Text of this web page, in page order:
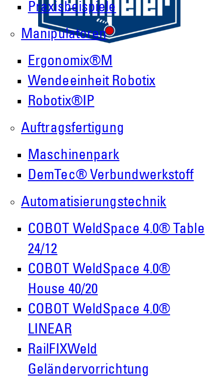
Praxisbeispiele
Manipulatoren
Ergonomix®M
Wendeeinheit Robotix
Robotix®IP
Auftragsfertigung
Maschinenpark
DemTec® Verbundwerkstoff
Automatisierungstechnik
COBOT WeldSpace 4.0® Table
24/12
COBOT WeldSpace 4.0®
House 40/20
COBOT WeldSpace 4.0®
LINEAR
RailFIXWeld
Geländervorrichtung
Co. KG
Demmeler Automatisierung &
Roboter GmbH
87751 Heimertingen
Tel.+49 (0)8335/ 98 59 - 0
info(at)demmeler.com
www.demmeler.com
Handelsregister:
Demmeler Maschinenbau GmbH &
Co. KG
HRA 11517